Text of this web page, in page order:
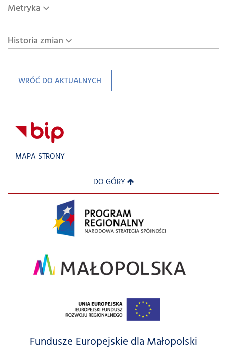
Metryka
Historia zmian
WRÓĆ DO AKTUALNYCH
MAPA STRONY
DO GÓRY
Fundusze Europejskie dla Małopolski